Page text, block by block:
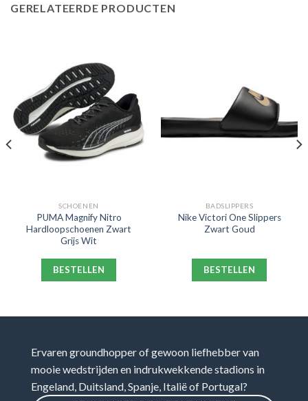
GERELATEERDE PRODUCTEN
SCHOENEN
PUMA Magnify Nitro
Hardloopschoenen Zwart
Grijs Wit
BESTELLEN
BADSLIPPERS
Nike Victori One Slippers
Zwart Goud
BESTELLEN
Ervaren groundhopper of gewoon liefhebber van
mooie wedstrijden en indrukwekkende stadions in
Engeland, Duitsland, Spanje, Italië of Portugal?